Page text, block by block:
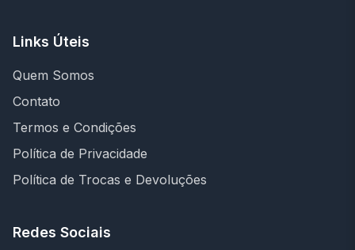
Links Úteis
Quem Somos
Contato
Termos e Condições
Política de Privacidade
Política de Trocas e Devoluções
Redes Sociais